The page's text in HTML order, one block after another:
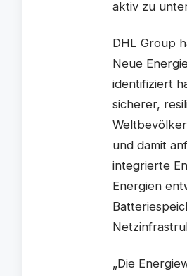
aktiv zu
DHL Group
Neue
identifiziert
sicherer,
und damit
integrierte
Energien
„Die